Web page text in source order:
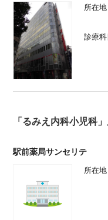
所在地
診療科
「るみえ内科小児科
駅前薬局サンセリテ
所在地